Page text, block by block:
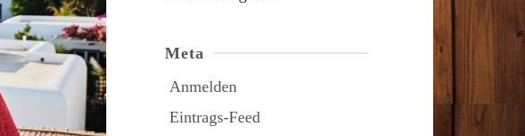
Meta
Anmelden
Eintrags-Feed